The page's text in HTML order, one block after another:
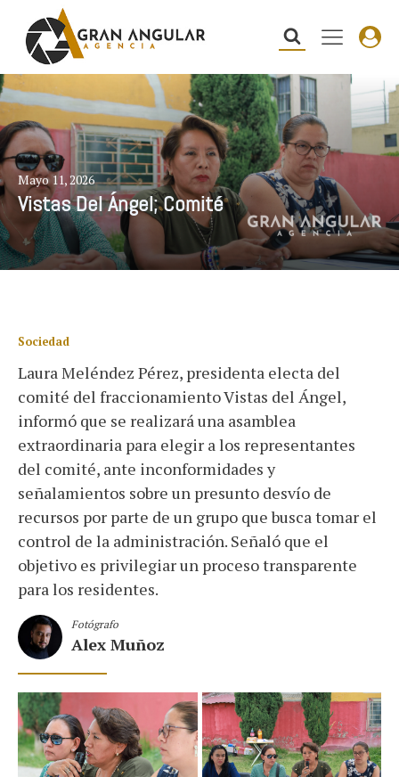
Mayo 11, 2026
Vistas Del Ángel; Comité
Sociedad
Laura Meléndez Pérez, presidenta electa del
comité del fraccionamiento Vistas del Ángel,
informó que se realizará una asamblea
extraordinaria para elegir a los representantes
del comité, ante inconformidades y
señalamientos sobre un presunto desvío de
recursos por parte de un grupo que busca tomar el
control de la administración. Señaló que el
objetivo es privilegiar un proceso transparente
para los residentes.
Fotógrafo
Alex Muñoz